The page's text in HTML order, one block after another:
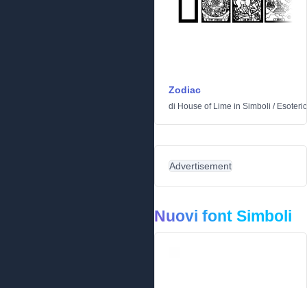
Zodiac
di House of Lime in Simboli /
Advertisement
Nuovi font Simboli